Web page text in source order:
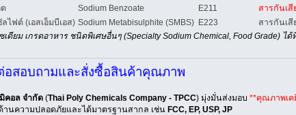
Sodium Benzoate E211
สารกันเสี
ไฟต์ (เอสเอ็มบีเอส) Sodium Metabisulphite (SMBS) E223
สารกันเสี
ยม เกรดอาหาร ชนิดพิเศษอื่นๆ (Specialty Sodium Chemical, Food Grade) ได้
อสอบถามและสั่งซื้อสินค้าคุณภาพ
คอล จำกัด(Thai Poly Chemicals Company - TPCC) มุ่งมั่นส่งมอบ **คุณภาพเ
านความปลอดภัยและได้มาตรฐานสากล เช่น FCC, EP, USP, JP